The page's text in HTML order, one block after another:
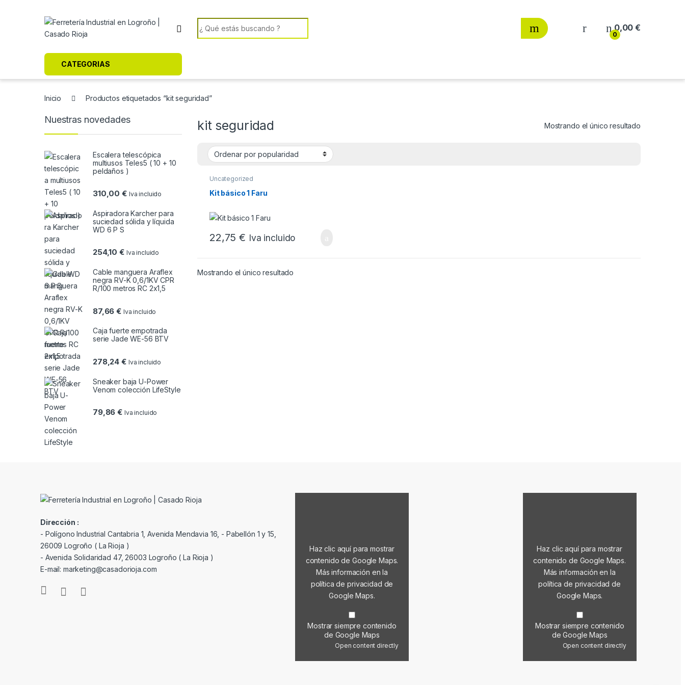
Search for:
0
0,00€
CATEGORIAS
Inicio Productos etiquetados “kit seguridad”
kit seguridad Mostrando el único resultado
Uncategorized
Kit básico 1 Faru
22,75€ Iva incluido
Mostrando el único resultado
Nuestras novedades
Escalera telescópica
multiusos Teles5 ( 10 + 10
peldaños )
310,00€ Iva incluido
Aspiradora Karcher para
suciedad sólida y líquida
WD 6 P S
254,10€ Iva incluido
Cable manguera Araflex
negra RV-K 0,6/1KV CPR
R/100 metros RC 2x1,5
87,66€ Iva incluido
Caja fuerte empotrada
serie Jade WE-56 BTV
278,24€ Iva incluido
Sneaker baja U-Power
Venom colección LifeStyle
79,86€ Iva incluido
Dirección :
- Polígono Industrial Cantabria 1, Avenida Mendavia 16, - Pabellón 1 y 15,
26009 Logroño ( La Rioja )
- Avenida Solidaridad 47, 26003 Logroño ( La Rioja )
E-mail: marketing@casadorioja.com
Haz clic aquí para mostrar
contenido de Google Maps.
Más información en la
política de privacidad de
Google Maps.
Mostrar siempre contenido
de Google Maps
Open content directly
Haz clic aquí para mostrar
contenido de Google Maps.
Más información en la
política de privacidad de
Google Maps.
Mostrar siempre contenido
de Google Maps
Open content directly